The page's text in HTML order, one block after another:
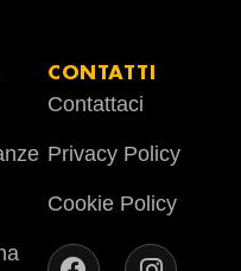
CONTATTI
Contattaci
Privacy Policy
Cookie Policy